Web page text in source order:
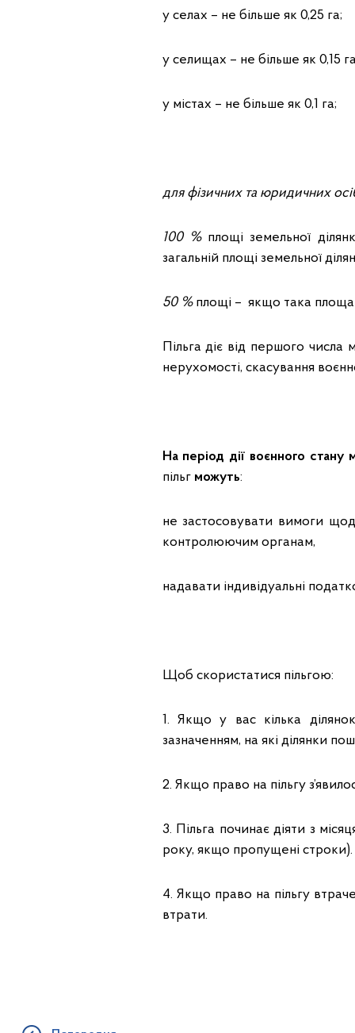
у селах – не більше як 0,25 га;
у селищах – не більше як 0,15
у містах – не більше як 0,1 га;
для фізичних та юридичних
100 %площі земельної
загальній площі земельної
50 %площі – якщо така
Пільга діє від першого числа
нерухомості, скасування
На період дії воєнного стану
пільг можуть:
не застосовувати вимоги
контролюючим органам,
надавати індивідуальні
Щоб скористатися пільгою:
1. Якщо у вас кілька
зазначенням, на які ділянки
2. Якщо право на пільгу
3. Пільга починає діяти з
року, якщо пропущені строки).
4. Якщо право на пільгу
втрати.